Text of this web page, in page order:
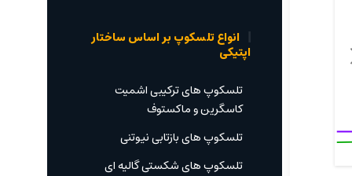
انواع تلسکوپ بر اساس ساختار
اپتیکی
تلسکوپ های ترکیبی اشمیت
کاسگرین و ماکستوف
تلسکوپ های بازتابی نیوتنی
تلسکوپ های شکستی گالیه ای